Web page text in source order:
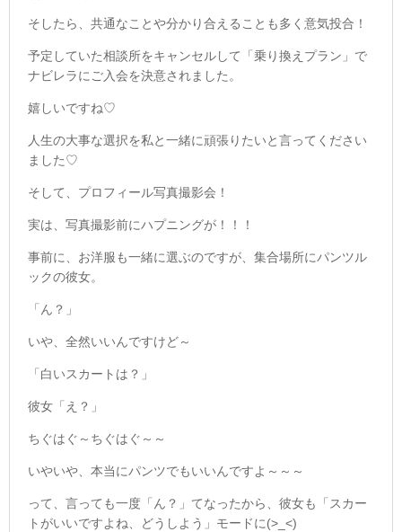
そしたら、共通なことや分かり合えることも多く意気投合！
予定していた相談所をキャンセルして「乗り換えプラン」で
ナビレラにご入会を決意されました。
嬉しいですね♡
人生の大事な選択を私と一緒に頑張りたいと言ってください
ました♡
そして、プロフィール写真撮影会！
実は、写真撮影前にハプニングが！！！
事前に、お洋服も一緒に選ぶのですが、集合場所にパンツル
ックの彼女。
「ん？」
いや、全然いいんですけど～
「白いスカートは？」
彼女「え？」
ちぐはぐ～ちぐはぐ～～
いやいや、本当にパンツでもいいんですよ～～～
って、言っても一度「ん？」てなったから、彼女も「スカー
トがいいですよね、どうしよう」モードに(>_<)